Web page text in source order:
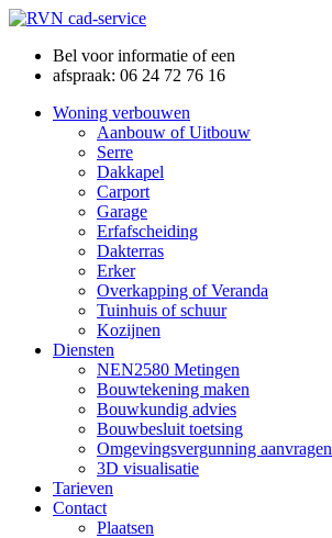
Bel voor informatie of een
afspraak: 06 24 72 76 16
Woning verbouwen
Aanbouw of Uitbouw
Serre
Dakkapel
Carport
Garage
Erfafscheiding
Dakterras
Erker
Overkapping of Veranda
Tuinhuis of schuur
Kozijnen
Diensten
NEN2580 Metingen
Bouwtekening maken
Bouwkundig advies
Bouwbesluit toetsing
Omgevingsvergunning aanvragen
3D visualisatie
Tarieven
Contact
Plaatsen